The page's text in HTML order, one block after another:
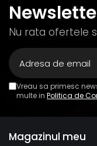
Nu rata ofertele
Vreau sa primesc
multe in Politica de
Magazinul meu